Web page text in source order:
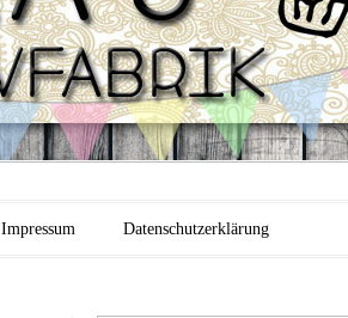
Impressum Datenschutzerklärung